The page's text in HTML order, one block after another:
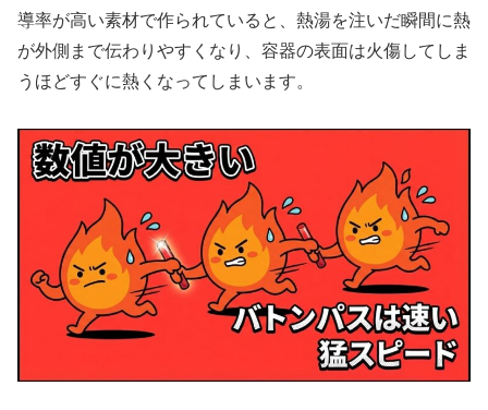
導率が高い素材で作られていると、熱湯を注いだ瞬間に熱
が外側まで伝わりやすくなり、容器の表面は火傷してしま
うほどすぐに熱くなってしまいます。